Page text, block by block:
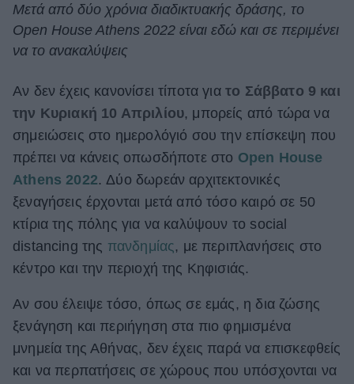
Deco
Cooking
Green
Αφιερώματα
ΒΟΞ
Χωρίς Ταμπέλες
Women's Forum
Hautes Grecians
Μετά από δύο χρόνια διαδικτυακής δράσης, τo
Open House Athens 2022 είναι εδώ και σε περιμένει
να το ανακαλύψεις
Αν δεν έχεις κανονίσει τίποτα για το Σάββατο 9 και
την Κυριακή 10 Απριλίου, μπορείς από τώρα να
σημειώσεις στο ημερολόγιό σου την επίσκεψη που
πρέπει να κάνεις οπωσδήποτε στο Open House
Athens 2022. Δύο δωρεάν αρχιτεκτονικές
ξεναγήσεις έρχονται μετά από τόσο καιρό σε 50
κτίρια της πόλης για να καλύψουν το social
distancing της πανδημίας, με περιπλανήσεις στο
κέντρο και την περιοχή της Κηφισιάς.
Αν σου έλειψε τόσο, όπως σε εμάς, η δια ζώσης
ξενάγηση και περιήγηση στα πιο φημισμένα
μνημεία της Αθήνας, δεν έχεις παρά να επισκεφθείς
και να περπατήσεις σε χώρους που υπόσχονται να